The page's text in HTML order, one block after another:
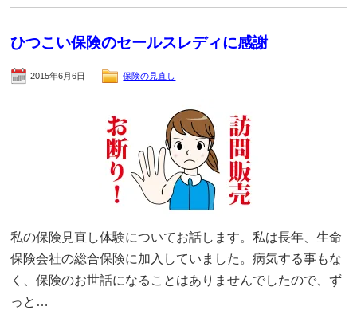
ひつこい保険のセールスレディに感謝
2015年6月6日 保険の見直し
私の保険見直し体験についてお話します。私は長年、生命
保険会社の総合保険に加入していました。病気する事もな
く、保険のお世話になることはありませんでしたので、ず
っと…